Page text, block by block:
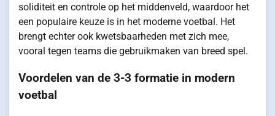
soliditeit en controle op het middenveld, waardoor het
een populaire keuze is in het moderne voetbal. Het
brengt echter ook kwetsbaarheden met zich mee,
vooral tegen teams die gebruikmaken van breed spel.
Voordelen van de 3-3 formatie in modern
voetbal